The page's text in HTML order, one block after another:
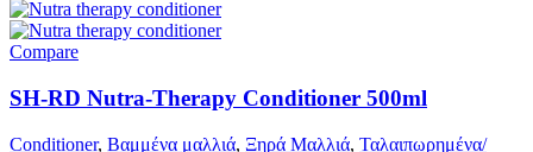
Compare
SH-RD Nutra-Therapy Conditioner 500ml
Conditioner, Βαμμένα μαλλιά, Ξηρά Μαλλιά, Ταλαιπωρημένα/